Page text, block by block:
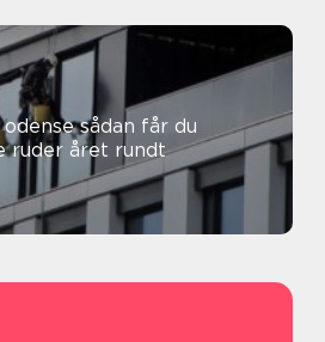
får du
ruder året rundt